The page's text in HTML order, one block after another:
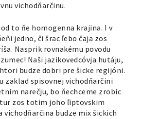
vichodňarčinu.
to ňe homogenna krajina. I v
jedno, či šrac ľebo čaja zos
Nasprik rovnakému povodu
Naši jazikovedcóvja hutáju,
budze dobri pre šicke regijóni.
zaklad spisovnej vichodňarčini
narečju, bo ňechceme zrobic
zos totim joho ľiptovskim
vichodňarčina budze mix šickich